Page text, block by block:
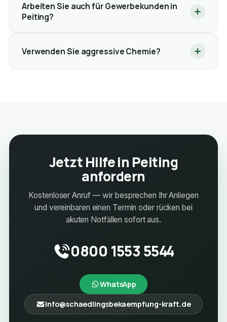
Arbeiten Sie auch für Gewerbekunden in
Peiting?
Verwenden Sie aggressive Chemie?
Jetzt Hilfe in Peiting
anfordern
Kostenloser Anruf — wir besprechen Ihr Anliegen
und vereinbaren einen Termin oder rücken bei
akuten Notfällen sofort aus.
0800 1553 5544
WhatsApp
info@schaedlingsbekaempfung-kraft.de